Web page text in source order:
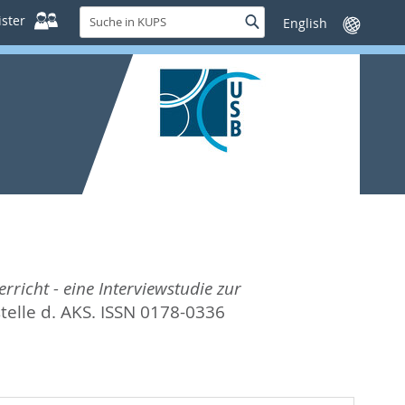
Suche
in
KUPS
SucheSprache
wechseln
- eine Interviewstudie zur
d. AKS. ISSN 0178-0336